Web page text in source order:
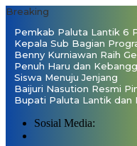
Breaking
Pemkab Paluta Lantik 6
Kepala Sub Bagian
Benny Kurniawan Raih
Penuh Haru dan
Siswa Menuju Jenjang
Baijuri Nasution Resmi
Bupati Paluta Lantik dan
Sosial Media: